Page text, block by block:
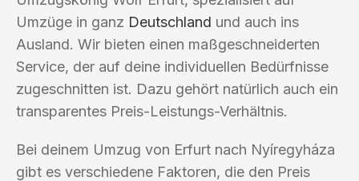
Umzüge in ganz Deutschland und auch ins
Ausland. Wir bieten einen maßgeschneiderten
Service, der auf deine individuellen Bedürfnisse
zugeschnitten ist. Dazu gehört natürlich auch ein
transparentes Preis-Leistungs-Verhältnis.
Bei deinem Umzug von Erfurt nach Nyíregyháza
gibt es verschiedene Faktoren, die den Preis